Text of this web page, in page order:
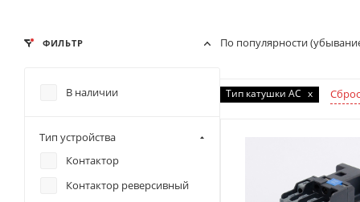
По популярности
Тип катушки AC x
ФИЛЬТР
В наличии
Тип устройства
Контактор
Контактор реверсивный